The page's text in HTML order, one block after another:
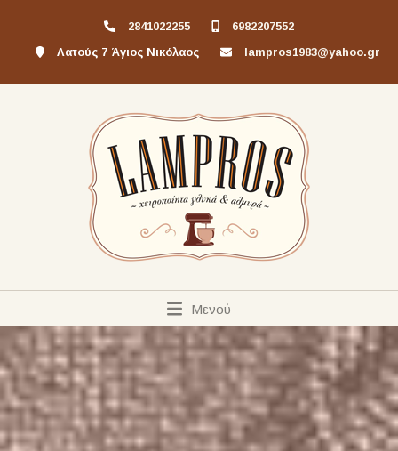
2841022255
6982207552
Λατούς 7 Άγιος Νικόλαος
lampros1983@yahoo.gr
Μενού